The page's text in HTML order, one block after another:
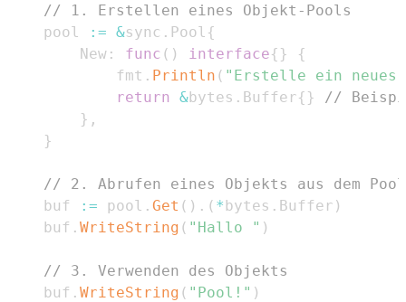
// 1. Erstellen eines Objekt-Pools
    pool
:= &sync . Pool {
        New
: func ( ) interface{ }
{
            fmt
. Println ( "Erstelle ein neues
return
&bytes . Buffer{ }
//
} ,
}
// 2. Abrufen eines Objekts aus dem Pool
    buf
:= pool . Get ( ) . ( *bytes . Buffer )
    buf
. WriteString ( "Hallo " )
// 3. Verwenden des Objekts
    buf
. WriteString ( "Pool!" )